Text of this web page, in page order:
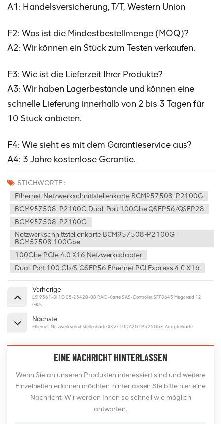
A1: Handelsversicherung, T/T, Western Union
F2: Was ist die Mindestbestellmenge (MOQ)?
A2: Wir können ein Stück zum Testen verkaufen.
F3: Wie ist die Lieferzeit Ihrer Produkte?
A3: Wir haben Lagerbestände und können eine
schnelle Lieferung innerhalb von 2 bis 3 Tagen für
10 Stück anbieten.
F4: Wie sieht es mit dem Garantieservice aus?
A4: 3 Jahre kostenlose Garantie.
STICHWORTE :
Ethernet-Netzwerkschnittstellenkarte BCM957508-P2100G
BCM957508-P2100G Dual-Port 100Gbe QSFP56/QSFP28
BCM957508-P2100G
Netzwerkschnittstellenkarte BCM957508-P2100G
BCM57508 100Gbe
100Gbe PCIe 4.0 X16 Netzwerkadapter
Dual-Port 100 Gb/s QSFP56 Ethernet PCI Express 4.0 X16
Vorherige
LSI 9361-8i 1G 05-25420-08 RAID-Karte SAS-Controller SFF8643 Megaraid 12
GB/s
Nächste
Ethernet-Netzwerkschnittstellenkarte XXV710DA2G1P5 25GbE-Adapterkarte
EINE NACHRICHT HINTERLASSEN
Wenn Sie an unseren Produkten interessiert sind und weitere
Einzelheiten erfahren möchten, hinterlassen Sie bitte hier eine
Nachricht. Wir werden Ihnen so schnell wie möglich
antworten.